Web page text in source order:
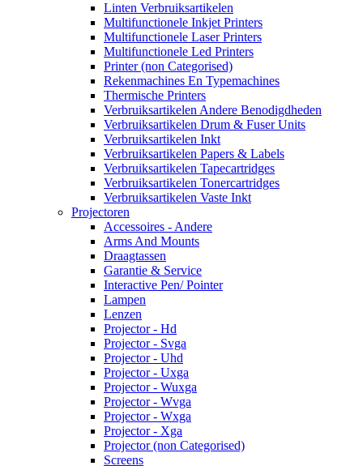
Linten Verbruiksartikelen
Multifunctionele Inkjet Printers
Multifunctionele Laser Printers
Multifunctionele Led Printers
Printer (non Categorised)
Rekenmachines En Typemachines
Thermische Printers
Verbruiksartikelen Andere Benodigdheden
Verbruiksartikelen Drum & Fuser Units
Verbruiksartikelen Inkt
Verbruiksartikelen Papers & Labels
Verbruiksartikelen Tapecartridges
Verbruiksartikelen Tonercartridges
Verbruiksartikelen Vaste Inkt
Projectoren
Accessoires - Andere
Arms And Mounts
Draagtassen
Garantie & Service
Interactive Pen/ Pointer
Lampen
Lenzen
Projector - Hd
Projector - Svga
Projector - Uhd
Projector - Uxga
Projector - Wuxga
Projector - Wvga
Projector - Wxga
Projector - Xga
Projector (non Categorised)
Screens